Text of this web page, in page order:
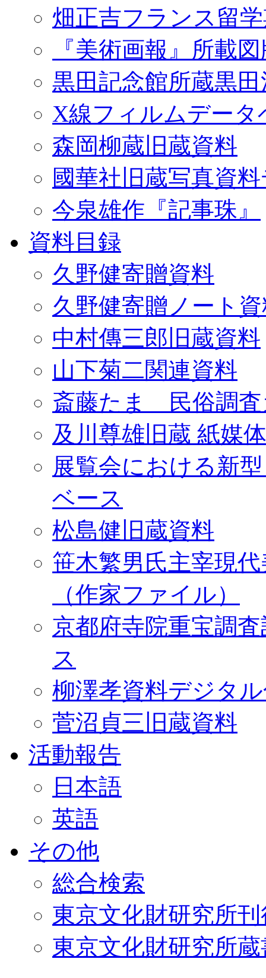
畑正吉フランス留
『美術画報』所載
黒田記念館所蔵黒
X線フィルムデータ
森岡柳蔵旧蔵資料
國華社旧蔵写真資
今泉雄作『記事珠』
資料目録
久野健寄贈資料
久野健寄贈ノート
中村傳三郎旧蔵資料
山下菊二関連資料
斎藤たま 民俗調査
及川尊雄旧蔵 紙媒
展覧会における新
ベース
松島健旧蔵資料
笹木繁男氏主宰現
（作家ファイル）
京都府寺院重宝調
ス
柳澤孝資料デジタ
菅沼貞三旧蔵資料
活動報告
日本語
英語
その他
総合検索
東京文化財研究所
東京文化財研究所